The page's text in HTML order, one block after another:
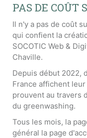
PAS DE COÛT
Il n'y a pas de coût
qui confient la
SOCOTIC Web &
Chaville.
Depuis début 2022,
France affichent
prouvent au travers
du greenwashing.
Tous les mois, la
général la page